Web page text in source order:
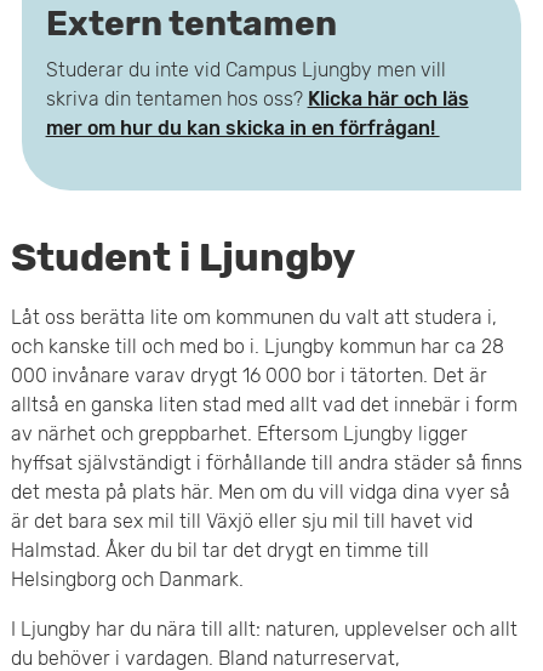
Extern tentamen
Studerar du inte vid Campus Ljungby men vill
skriva din tentamen hos oss? Klicka här och läs
mer om hur du kan skicka in en förfrågan!
Student i Ljungby
Låt oss berätta lite om kommunen du valt att studera i,
och kanske till och med bo i. Ljungby kommun har ca 28
000 invånare varav drygt 16 000 bor i tätorten. Det är
alltså en ganska liten stad med allt vad det innebär i form
av närhet och greppbarhet. Eftersom Ljungby ligger
hyffsat självständigt i förhållande till andra städer så finns
det mesta på plats här. Men om du vill vidga dina vyer så
är det bara sex mil till Växjö eller sju mil till havet vid
Halmstad. Åker du bil tar det drygt en timme till
Helsingborg och Danmark.
I Ljungby har du nära till allt: naturen, upplevelser och allt
du behöver i vardagen. Bland naturreservat,